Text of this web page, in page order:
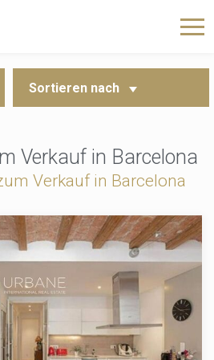
Sortieren nach
Verkauf in Barcelona
Verkauf in Barcelona